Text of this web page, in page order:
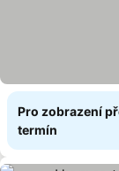
Pro zobrazení
termín